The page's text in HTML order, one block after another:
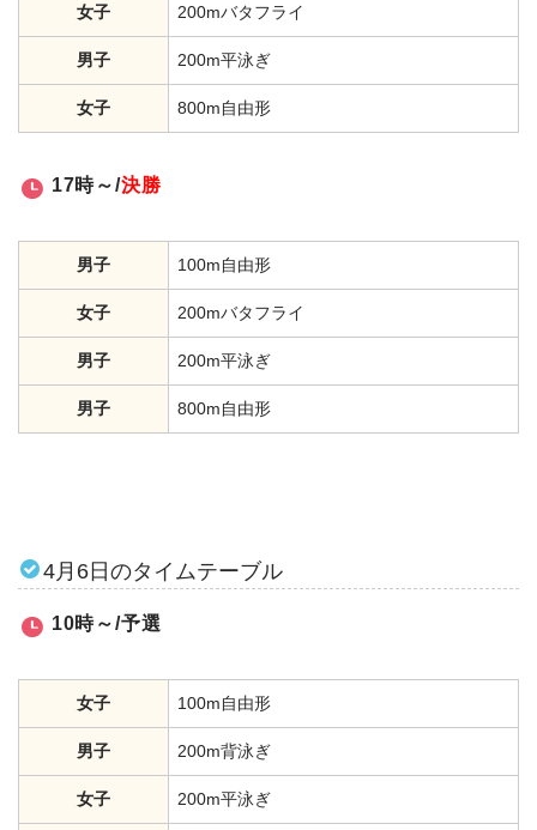
女子 200mバタフライ
男子 200m平泳ぎ
女子 800m自由形
17時～/決勝
男子 100m自由形
女子 200mバタフライ
男子 200m平泳ぎ
男子 800m自由形
4月6日のタイムテーブル
10時～/予選
女子 100m自由形
男子 200m背泳ぎ
女子 200m平泳ぎ